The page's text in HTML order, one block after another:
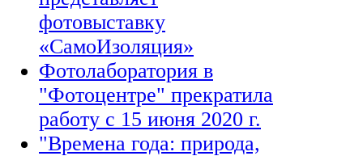
фотовыставку
«СамоИзоляция»
Фотолаборатория в
"Фотоцентре" прекратила
работу с 15 июня 2020 г.
"Времена года: природа,